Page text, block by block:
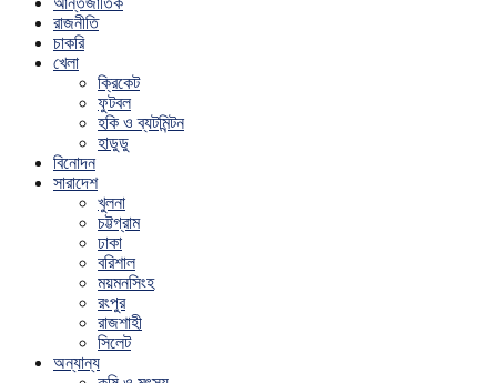
রাজনীতি
চাকরি
খেলা
ক্রিকেট
ফুটবল
হকি ও ব্যটমিন্টন
হাডুডু
বিনোদন
সারাদেশ
খুলনা
চট্টগ্রাম
ঢাকা
বরিশাল
ময়মনসিংহ
রংপুর
রাজশাহী
সিলেট
অন্যান্য